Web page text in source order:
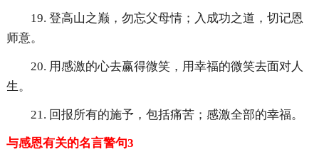
19. 登高山之巅，勿忘父母情；入成功之道，切记恩
师意。
20. 用感激的心去赢得微笑，用幸福的微笑去面对人
生。
21. 回报所有的施予，包括痛苦；感激全部的幸福。
与感恩有关的名言警句3